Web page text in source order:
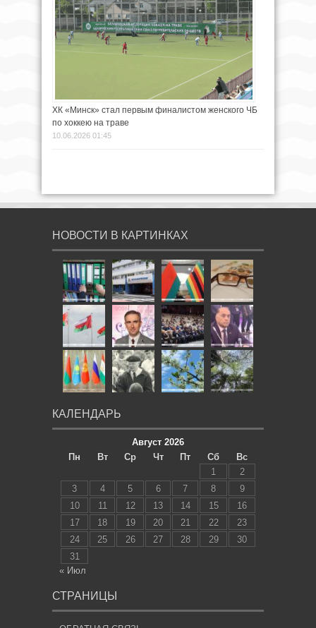
ХК «Минск» стал первым финалистом женского ЧБ
по хоккею на траве
10.06.2026 01:45
НОВОСТИ В КАРТИНКАХ
КАЛЕНДАРЬ
Август 2026
Пн
Вт Ср Чт Пт Сб
Вс
1
2
3
4 5 6 7 8
9
10
11 12 13 14 15
16
17
18 19 20 21 22
23
24
25 26 27 28 29
30
31
« Июл
СТРАНИЦЫ